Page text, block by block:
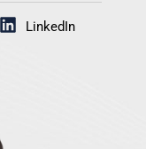
LinkedIn